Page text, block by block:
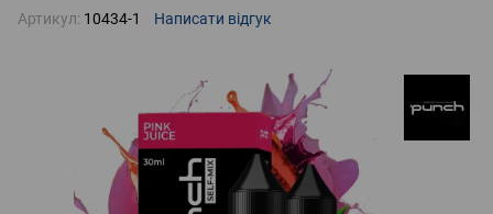
Артикул: 10434-1 Написати відгук